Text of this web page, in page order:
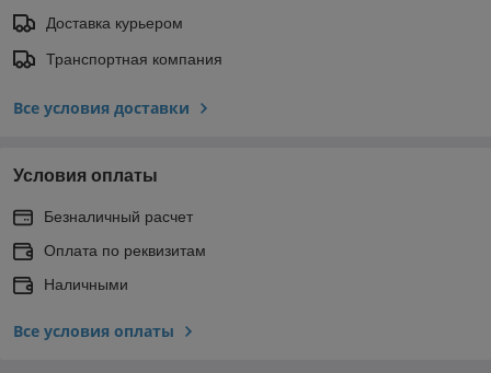
Доставка курьером
Транспортная компания
Все условия доставки
Условия оплаты
Безналичный расчет
Оплата по реквизитам
Наличными
Все условия оплаты